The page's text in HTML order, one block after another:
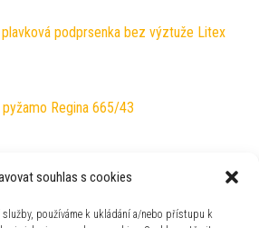
souhlas s cookies
používáme k ukládání a/nebo přístupu k
plavková podprsenka bez výztuže Litex
Regina 665/43
formovací kalhotky Lisca Alegra 22140